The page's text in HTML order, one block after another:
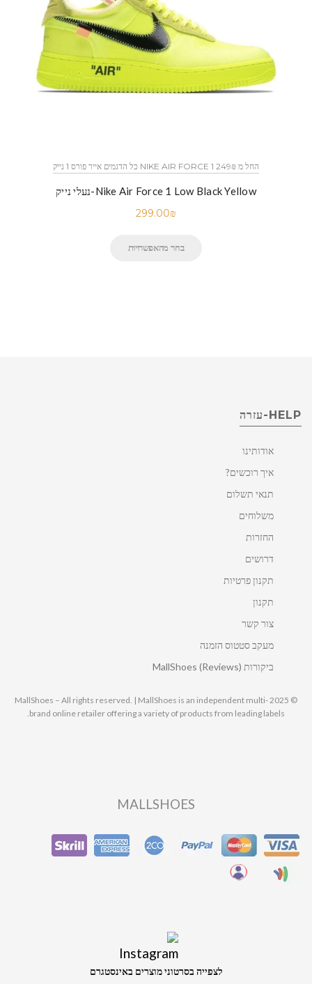
כל הדגמים אייר פורס 1 נייק NIKE AIR FORCE 1 החל מ 249₪
נעלי נייק-Nike Air Force 1 Low Black Yellow
299.00₪
בחר מהאפשרויות
HELP-עזרה
אודותינו
איך רוכשים?
תנאי תשלום
משלוחים
החזרות
דרושים
תקנון פרטיות
תקנון
צור קשר
מעקב סטטוס הזמנה
ביקורות MallShoes (Reviews)
© 2025 MallShoes – All rights reserved. | MallShoes is an independent multi-
brand online retailer offering a variety of products from leading labels.
MALLSHOES
לצפייה בסרטוני מוצרים באינסטגרם